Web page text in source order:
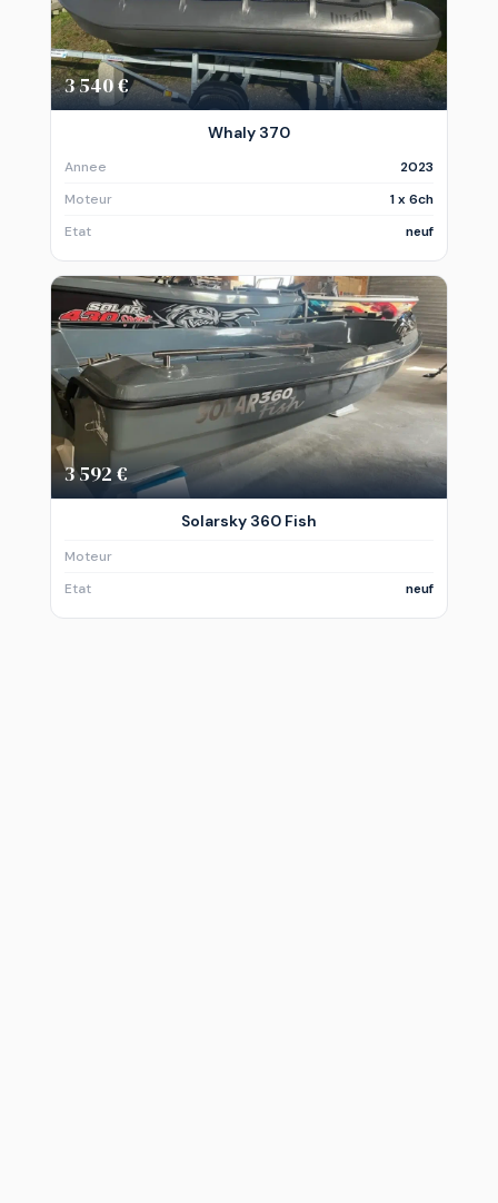
3 540 €
Whaly 370
Annee
2023
Moteur
1 x 6ch
Etat
neuf
3 592 €
Solarsky 360 Fish
Moteur
Etat
neuf